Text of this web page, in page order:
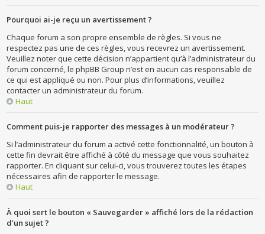
Pourquoi ai-je reçu un avertissement ?
Chaque forum a son propre ensemble de règles. Si vous ne
respectez pas une de ces règles, vous recevrez un avertissement.
Veuillez noter que cette décision n’appartient qu’à l’administrateur du
forum concerné, le phpBB Group n’est en aucun cas responsable de
ce qui est appliqué ou non. Pour plus d’informations, veuillez
contacter un administrateur du forum.
Haut
Comment puis-je rapporter des messages à un modérateur ?
Si l’administrateur du forum a activé cette fonctionnalité, un bouton à
cette fin devrait être affiché à côté du message que vous souhaitez
rapporter. En cliquant sur celui-ci, vous trouverez toutes les étapes
nécessaires afin de rapporter le message.
Haut
À quoi sert le bouton « Sauvegarder » affiché lors de la rédaction
d’un sujet ?